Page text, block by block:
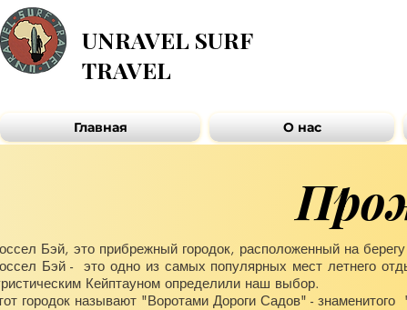
UNRAVEL SURF
TRAVEL
Главная О нас
Бэй, это прибрежный городок, расположенный на
Бэй - это одно из самых популярных мест летнего
Кейптауном определили наш выбор.
городок называют "Воротами Дороги Садов" -